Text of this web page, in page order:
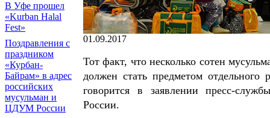
В Уфе прошел
«Kurban Halal
Fest»
Поздравления с
праздником
«Курбан-
Байрам» в адрес
российских
мусульман и
ЦДУМ России
01.09.2017
Тот факт, что несколько сотен
должен стать предметом
говорится в заявлении пресс-
России.